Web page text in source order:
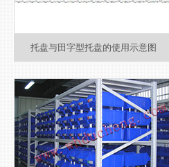
托盘与田字型托盘的使用示意图